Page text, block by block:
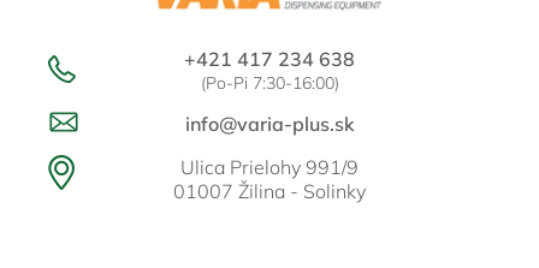
+421 417 234 638
(Po-Pi 7:30-16:00)
info@varia-plus.sk
Ulica Prielohy 991/9
01007 Žilina - Solinky